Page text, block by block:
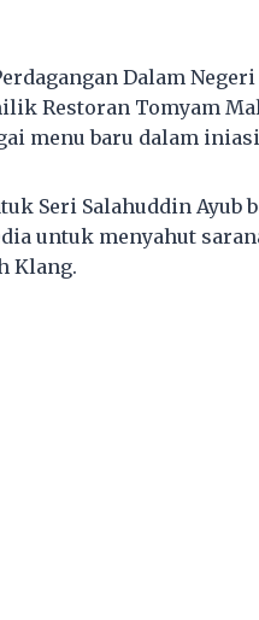
Dalam
Restoran Tomyam
menu baru dalam
Seri Salahuddin Ayub
untuk menyahut
Klang.